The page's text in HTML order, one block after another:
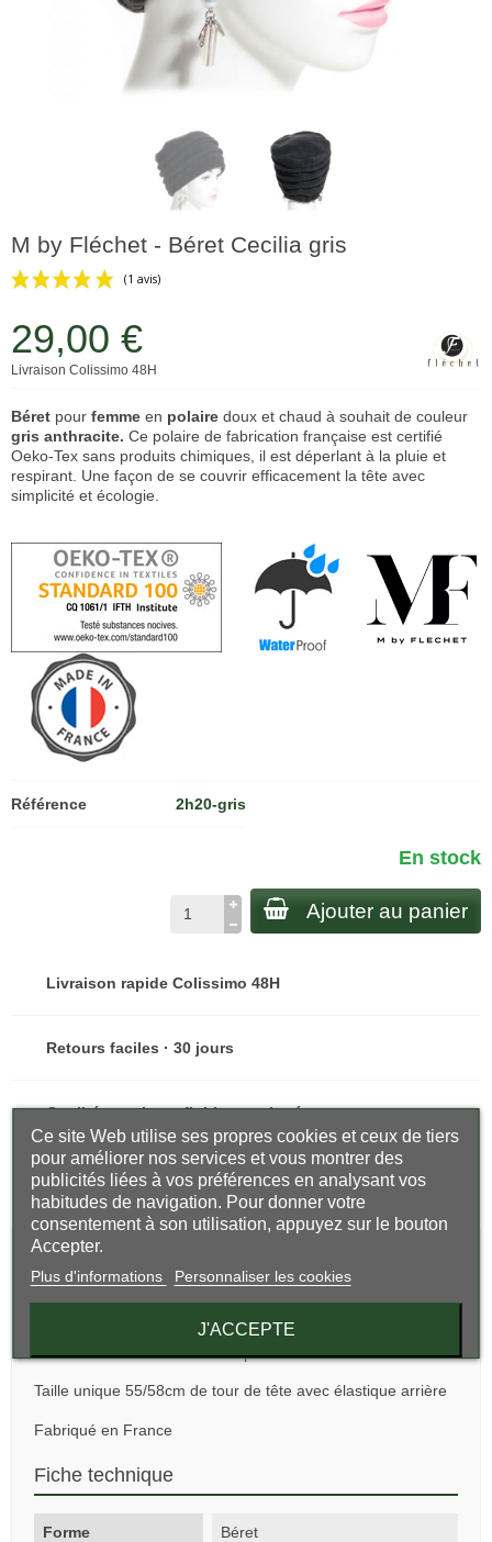
M by Fléchet - Béret Cecilia gris
(1 avis)
29,00 €
Livraison Colissimo 48H
Béret pour femme en polaire doux et chaud à souhait de couleur
gris anthracite. Ce polaire de fabrication française est certifié
Oeko-Tex sans produits chimiques, il est déperlant à la pluie et
respirant. Une façon de se couvrir efficacement la tête avec
simplicité et écologie.
Référence 2h20-gris
En stock
Ajouter au panier
Livraison rapide Colissimo 48H
Retours faciles · 30 jours
Qualité premium · finitions soignées
Partager
Description Avis clients
Polaire certifié Oeko-Tex et déperlant
Taille unique 55/58cm de tour de tête avec élastique arrière
Fabriqué en France
Fiche technique
Forme Béret
Ce site Web utilise ses propres cookies et ceux de tiers
pour améliorer nos services et vous montrer des
publicités liées à vos préférences en analysant vos
habitudes de navigation. Pour donner votre
consentement à son utilisation, appuyez sur le bouton
Accepter.
Plus d'informations Personnaliser les cookies
J'ACCEPTE